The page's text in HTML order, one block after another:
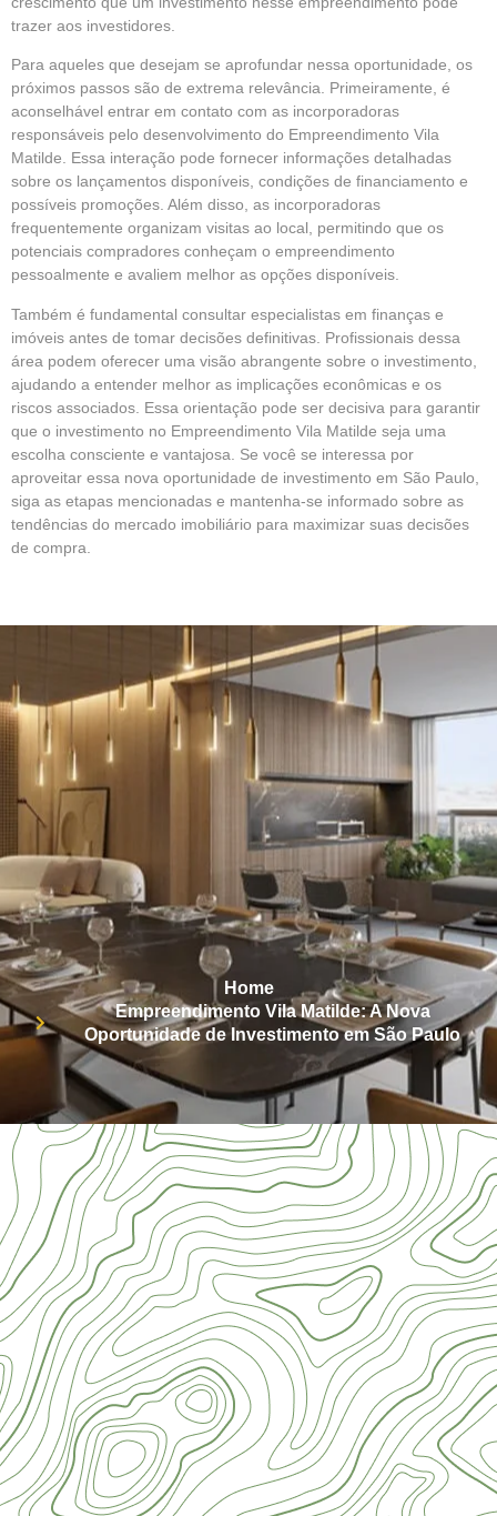
trazer aos investidores.
Para aqueles que desejam se aprofundar nessa oportunidade, os
próximos passos são de extrema relevância. Primeiramente, é
aconselhável entrar em contato com as incorporadoras
responsáveis pelo desenvolvimento do Empreendimento Vila
Matilde. Essa interação pode fornecer informações detalhadas
sobre os lançamentos disponíveis, condições de financiamento e
possíveis promoções. Além disso, as incorporadoras
frequentemente organizam visitas ao local, permitindo que os
potenciais compradores conheçam o empreendimento
pessoalmente e avaliem melhor as opções disponíveis.
Também é fundamental consultar especialistas em finanças e
imóveis antes de tomar decisões definitivas. Profissionais dessa
área podem oferecer uma visão abrangente sobre o investimento,
ajudando a entender melhor as implicações econômicas e os
riscos associados. Essa orientação pode ser decisiva para garantir
que o investimento no Empreendimento Vila Matilde seja uma
escolha consciente e vantajosa. Se você se interessa por
aproveitar essa nova oportunidade de investimento em São Paulo,
siga as etapas mencionadas e mantenha-se informado sobre as
tendências do mercado imobiliário para maximizar suas decisões
de compra.
Home
Empreendimento Vila Matilde: A Nova
Oportunidade de Investimento em São Paulo